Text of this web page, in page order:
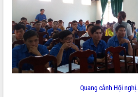
QUY HOẠCH - KẾ HOẠCH
Quang cảnh Hội nghị.